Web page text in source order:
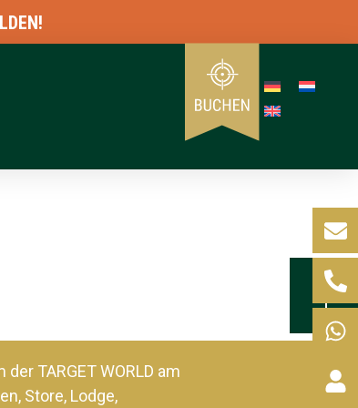
TARGET WORLD am
Store, Lodge,